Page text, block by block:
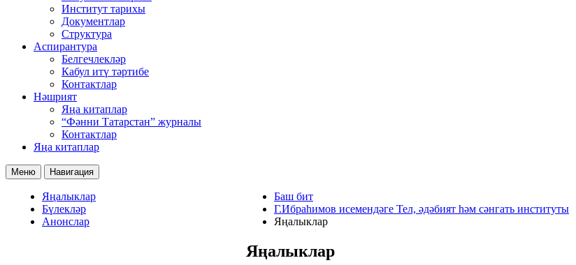
Институт тарихы
Документлар
Структура
Аспирантура
Белгечлекләр
Кабул итү тәртибе
Контактлар
Нәшрият
Яңа китаплар
“Фәнни Татарстан” журналы
Контактлар
Яңа китаплар
Меню Навигация
Яңалыклар
Бүлекләр
Анонслар
Баш бит
Г.Ибраһимов исемендәге Тел, әдәбият һәм сәнгать институты
Яңалыклар
Яңалыклар